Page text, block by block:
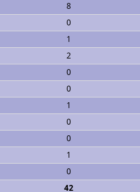
8
0
1
2
0
0
1
0
0
1
0
42